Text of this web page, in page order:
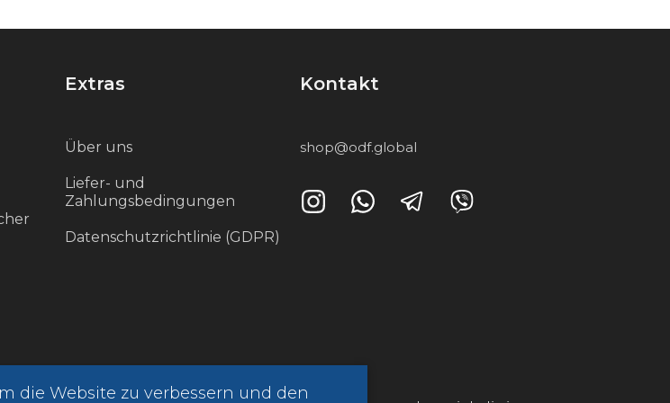
Extras
Über uns
Liefer- und
Zahlungsbedingungen
Datenschutzrichtlinie (GDPR)
Kontakt
shop@odf.global
die Website zu verbessern und den